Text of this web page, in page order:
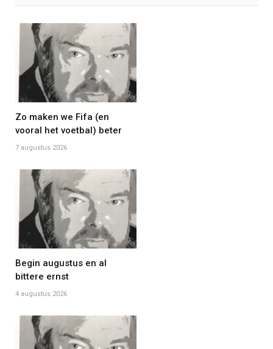
Zo maken we Fifa (en
vooral het voetbal) beter
7 augustus 2026
Begin augustus en al
bittere ernst
4 augustus 2026